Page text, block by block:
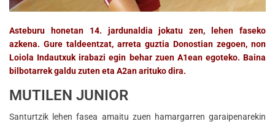
Asteburu honetan 14. jardunaldia jokatu zen, lehen faseko
azkena. Gure taldeentzat, arreta guztia Donostian zegoen, non
Loiola Indautxuk irabazi egin behar zuen A1ean egoteko. Baina
bilbotarrek galdu zuten eta A2an arituko dira.
MUTILEN JUNIOR
Santurtzik lehen fasea amaitu zuen hamargarren garaipenarekin